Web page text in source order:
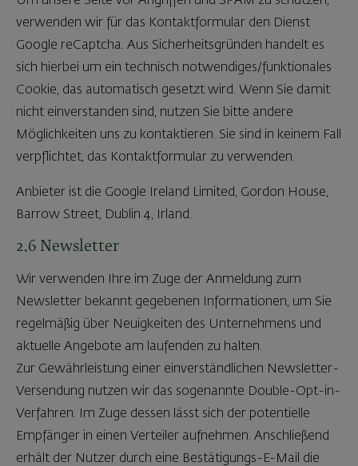
verwenden wir für das Kontaktformular den Dienst
Google reCaptcha. Aus Sicherheitsgründen handelt es
sich hierbei um ein technisch notwendiges/funktionales
Cookie, das automatisch gesetzt wird. Wenn Sie damit
nicht einverstanden sind, nutzen Sie bitte andere
Möglichkeiten uns zu kontaktieren. Sie sind in keinem Fall
verpflichtet, das Kontaktformular zu verwenden.
Anbieter ist die Google Ireland Limited, Gordon House,
Barrow Street, Dublin 4, Irland.
2.6 Newsletter
Wir verwenden Ihre im Zuge der Anmeldung zum
Newsletter bekannt gegebenen Informationen, um Sie
regelmäßig über Neuigkeiten des Unternehmens und
aktuelle Angebote am laufenden zu halten.
Zur Gewährleistung einer einverständlichen Newsletter-
Versendung nutzen wir das sogenannte Double-Opt-in-
Verfahren. Im Zuge dessen lässt sich der potentielle
Empfänger in einen Verteiler aufnehmen. Anschließend
erhält der Nutzer durch eine Bestätigungs-E-Mail die